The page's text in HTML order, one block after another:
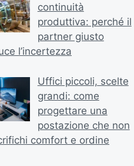
continuità
produttiva: perché il
partner giusto
l’incertezza
Uffici piccoli, scelte
grandi: come
progettare una
postazione che non
comfort e ordine